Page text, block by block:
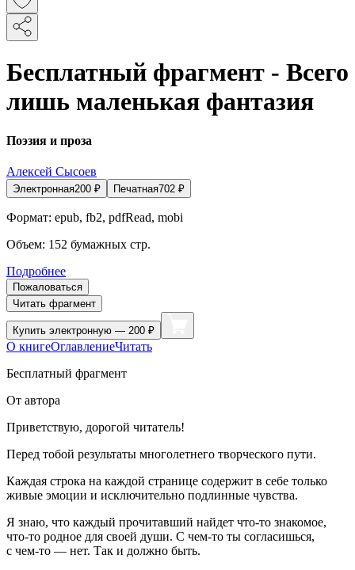
Бесплатный фрагмент - Всего
лишь маленькая фантазия
Поэзия и проза
Алексей Сысоев
Электронная200 ₽ Печатная702 ₽
Формат: epub, fb2, pdfRead, mobi
Объем: 152 бумажных стр.
Подробнее
Пожаловаться
Читать фрагмент
Купить электронную — 200 ₽
О книгеОглавлениеЧитать
Бесплатный фрагмент
От автора
Приветствую, дорогой читатель!
Перед тобой результаты многолетнего творческого пути.
Каждая строка на каждой странице содержит в себе только
живые эмоции и исключительно подлинные чувства.
Я знаю, что каждый прочитавший найдет что-то знакомое,
что-то родное для своей души. С чем-то ты согласишься,
с чем-то — нет. Так и должно быть.